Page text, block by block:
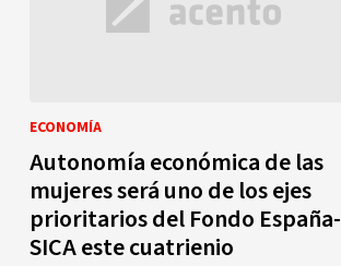
ECONOMÍA
Autonomía económica de las
mujeres será uno de los ejes
prioritarios del Fondo España-
SICA este cuatrienio